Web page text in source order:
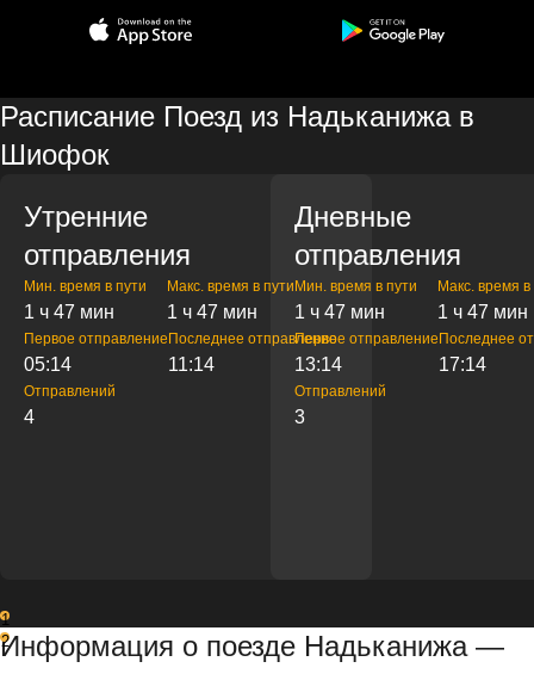
Расписание Поезд из Надьканижа в
Шиофок
Утренние
отправления
Мин. время в пути
1 ч 47 мин
Макс. время в пути
1 ч 47 мин
Первое отправление
05:14
Последнее отправление
11:14
Отправлений
4
Дневные
отправления
Мин. время в пути
1 ч 47 мин
Макс. время в
1 ч 47 мин
Первое отправление
13:14
Последнее
17:14
Отправлений
3
1
2
Информация о поезде Надьканижа —